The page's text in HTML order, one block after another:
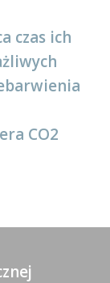
czas ich
CO2